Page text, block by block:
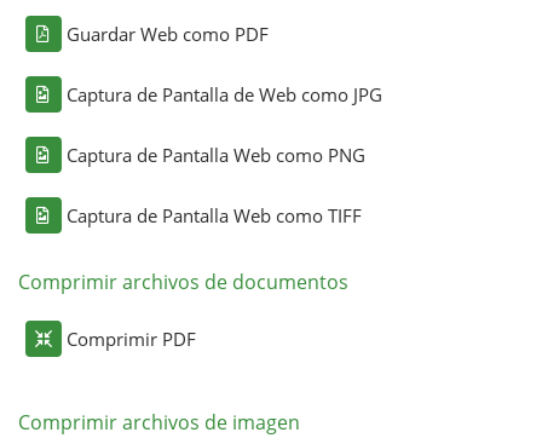
Guardar Web como PDF
Captura de Pantalla de Web como JPG
Captura de Pantalla Web como PNG
Captura de Pantalla Web como TIFF
Comprimir archivos de documentos
Comprimir PDF
Comprimir archivos de imagen